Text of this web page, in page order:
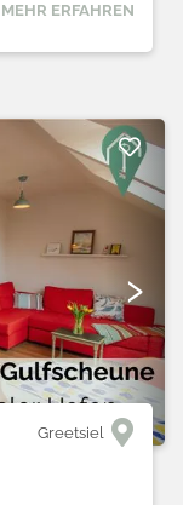
MEHR ERFAHREN
›
Greetsiel